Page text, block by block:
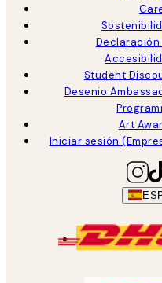
Declaración
Student
Desenio
Art
Iniciar sesión